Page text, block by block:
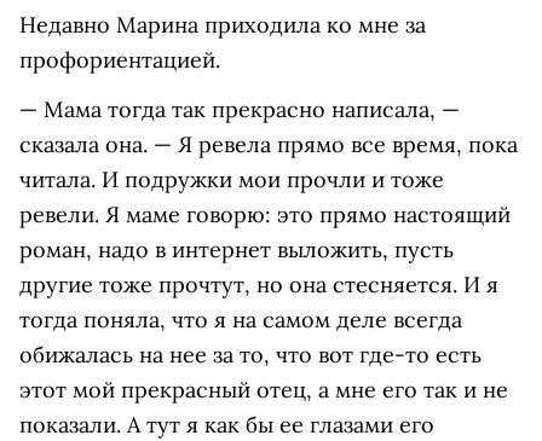
Недавно Марина приходила ко мне за
профориентацией.
— Мама тогда так прекрасно написала, —
сказала она. — Я ревела прямо все время, пока
читала. И подружки мои прочли и тоже
ревели. Я маме говорю: это прямо настоящий
роман, надо в интернет выложить, пусть
другие тоже прочтут, но она стесняется. И я
тогда поняла, что я на самом деле всегда
обижалась на нее за то, что вот где-то есть
этот мой прекрасный отец, а мне его так и не
показали. А тут я как бы ее глазами его